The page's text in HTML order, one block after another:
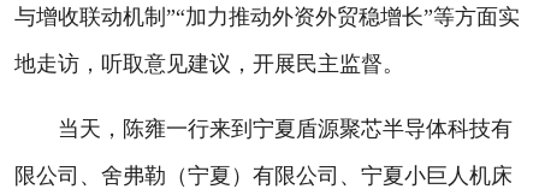
与增收联动机制”“加力推动外资外贸稳增长”等方面实
地走访，听取意见建议，开展民主监督。
当天，陈雍一行来到宁夏盾源聚芯半导体科技有
限公司、舍弗勒（宁夏）有限公司、宁夏小巨人机床